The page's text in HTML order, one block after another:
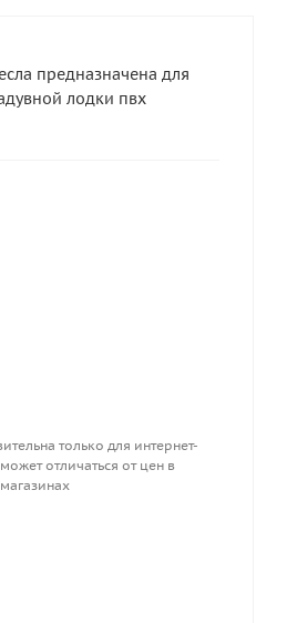
предназначена для
лодки пвх
только для интернет-
отличаться от цен в